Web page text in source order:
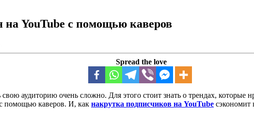
на YouTube с помощью каверов
Spread the love
аудиторию очень сложно. Для этого стоит знать о трендах, которые
помощью каверов. И, как накрутка подписчиков на YouTube сэкономит